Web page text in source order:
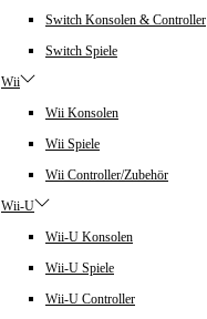
Switch Konsolen & Controller
Switch Spiele
Wii
Wii Konsolen
Wii Spiele
Wii Controller/Zubehör
Wii-U
Wii-U Konsolen
Wii-U Spiele
Wii-U Controller